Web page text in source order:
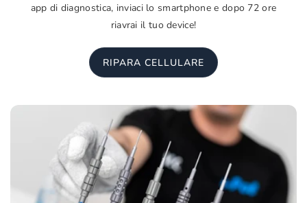
app di diagnostica, inviaci lo smartphone e dopo 72 ore
riavrai il tuo device!
RIPARA CELLULARE